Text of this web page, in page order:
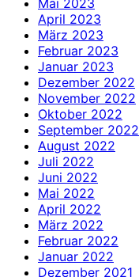
April 2023
März 2023
Februar 2023
Januar 2023
Dezember 2022
November 2022
Oktober 2022
September 2022
August 2022
Juli 2022
Juni 2022
Mai 2022
April 2022
März 2022
Februar 2022
Januar 2022
Dezember 2021